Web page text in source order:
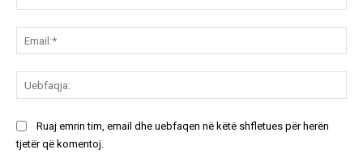
Ruaj emrin tim, email dhe uebfaqen në këtë shfletues për herën
tjetër që komentoj.